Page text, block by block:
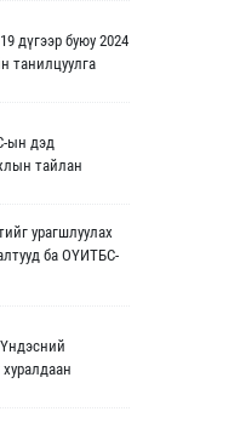
дүгээр буюу 2024
танилцуулга
ын дэд
тайлан
урагшлуулах
ба ОҮИТБС-